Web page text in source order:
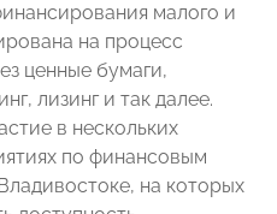
малого и
на процесс
ценные бумаги,
лизинг и так далее.
в нескольких
по финансовым
на которых